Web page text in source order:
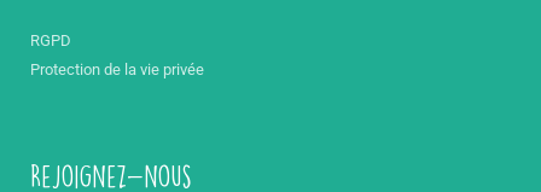
RGPD
Protection de la vie privée
Rejoignez-nous